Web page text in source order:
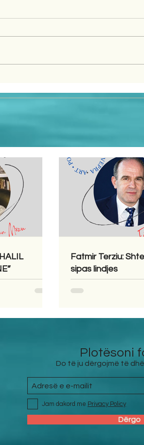
Fatmir Terziu:
sipas lindjes
Plotësoni
Do të ju dërgojmë të
Jam dakord me Privacy Policy
Dërgo